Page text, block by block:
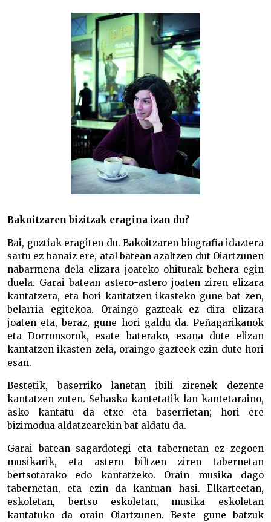
Bakoitzaren bizitzak eragina izan du?
Bai, guztiak eragiten du. Bakoitzaren biografia idaztera
sartu ez banaiz ere, atal batean azaltzen dut Oiartzunen
nabarmena dela elizara joateko ohiturak behera egin
duela. Garai batean astero-astero joaten ziren elizara
kantatzera, eta hori kantatzen ikasteko gune bat zen,
belarria egitekoa. Oraingo gazteak ez dira elizara
joaten eta, beraz, gune hori galdu da. Peñagarikanok
eta Dorronsorok, esate baterako, esana dute elizan
kantatzen ikasten zela, oraingo gazteek ezin dute hori
esan.
Bestetik, baserriko lanetan ibili zirenek dezente
kantatzen zuten. Sehaska kantetatik lan kantetaraino,
asko kantatu da etxe eta baserrietan; hori ere
bizimodua aldatzearekin bat aldatu da.
Garai batean sagardotegi eta tabernetan ez zegoen
musikarik, eta astero biltzen ziren tabernetan
bertsotarako edo kantatzeko. Orain musika dago
tabernetan, eta ezin da kantuan hasi. Elkarteetan,
eskoletan, bertso eskoletan, musika eskoletan
kantatuko da orain Oiartzunen. Beste gune batzuk